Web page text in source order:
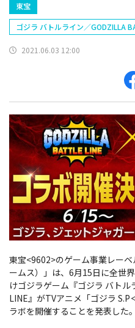
東宝
ゴジラ バトルライン／GODZILLA
2021.06.03 12:00
東宝<9602>のゲーム事業レー
ームス）」は、6月15日に全世
けゴジラゲーム『ゴジラ バト
LINE』がTVアニメ「ゴジラ
ラボを開催することを発表した。